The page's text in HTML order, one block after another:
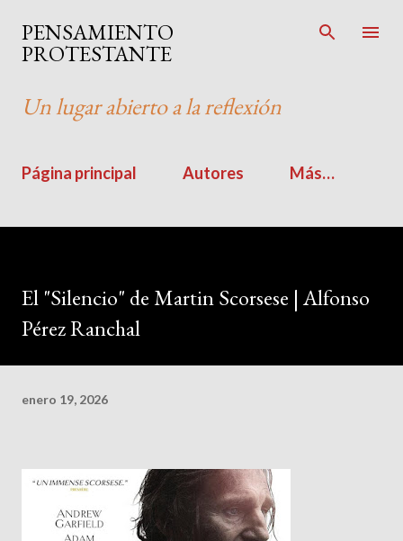
Ir al contenido principal
PENSAMIENTO
PROTESTANTE
Un lugar abierto a la reflexión
Página principal Autores Más…
El "Silencio" de Martin Scorsese | Alfonso
Pérez Ranchal
enero 19, 2026